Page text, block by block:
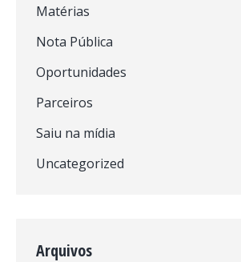
Matérias
Nota Pública
Oportunidades
Parceiros
Saiu na mídia
Uncategorized
Arquivos